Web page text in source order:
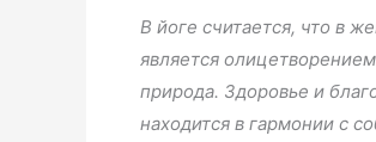
В йоге считается, что в
является
природа. Здоровье и
находится в гармонии с